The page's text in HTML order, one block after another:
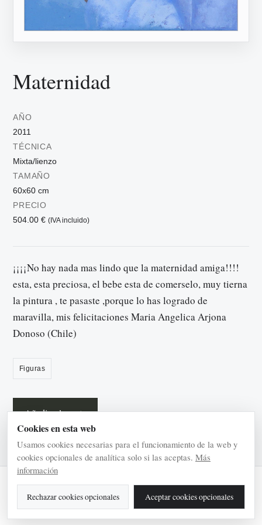
Maternidad
AÑO
2011
TÉCNICA
Mixta/lienzo
TAMAÑO
60x60 cm
PRECIO
504.00 € (IVA incluido)
¡¡¡¡No hay nada mas lindo que la maternidad amiga!!!!
esta, esta preciosa, el bebe esta de comerselo, muy tierna
la pintura , te pasaste ,porque lo has logrado de
maravilla, mis felicitaciones Maria Angelica Arjona
Donoso (Chile)
Figuras
Añadir a la cesta
Privacidad
Cookies en esta web
Usamos cookies necesarias para el funcionamiento de la web y
cookies opcionales de analítica solo si las aceptas. Más
información
Rechazar cookies opcionales Aceptar cookies opcionales